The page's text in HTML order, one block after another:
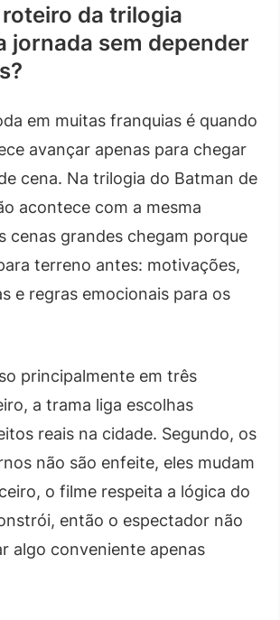
da trilogia
jornada sem depender
em muitas franquias é quando
avançar apenas para chegar
cena. Na trilogia do Batman de
acontece com a mesma
cenas grandes chegam porque
terreno antes: motivações,
e regras emocionais para os
principalmente em três
a trama liga escolhas
reais na cidade. Segundo, os
não são enfeite, eles mudam
o filme respeita a lógica do
então o espectador não
algo conveniente apenas